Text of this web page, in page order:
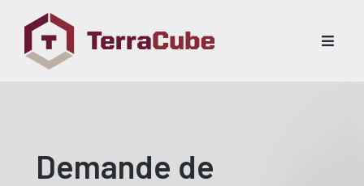
Demande de